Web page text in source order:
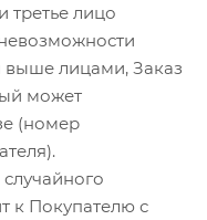
третье лицо
выше лицами, Заказ
может
(номер
к Покупателю с